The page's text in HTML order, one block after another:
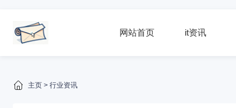
网站首页 it资讯
主页 > 行业资讯